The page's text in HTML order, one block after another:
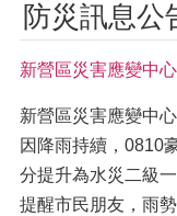
防災訊息公
新營區災害應變中
新營區災害應變中心
因降雨持續，0810
分提升為水災二級
提醒市民朋友，雨